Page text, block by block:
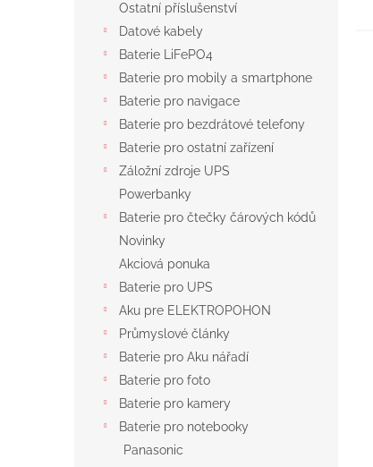
Ostatní příslušenství
Datové kabely
Baterie LiFePO4
Baterie pro mobily a smartphone
Baterie pro navigace
Baterie pro bezdrátové telefony
Baterie pro ostatní zařízení
Záložní zdroje UPS
Powerbanky
Baterie pro čtečky čárových kódů
Novinky
Akciová ponuka
Baterie pro UPS
Aku pre ELEKTROPOHON
Průmyslové články
Baterie pro Aku nářadí
Baterie pro foto
Baterie pro kamery
Baterie pro notebooky
Panasonic